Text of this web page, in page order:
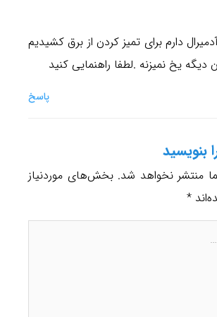
دارم برای تمیز کردن از برق کشیدیم
یخ نمیزنه .لطفا راهنمایی کنید
پاسخ
بنویسید
منتشر نخواهد شد. بخش‌های موردنیاز
*